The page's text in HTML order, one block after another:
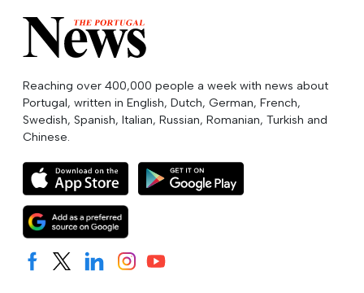
Reaching over 400,000 people a week with news about
Portugal, written in English, Dutch, German, French,
Swedish, Spanish, Italian, Russian, Romanian, Turkish and
Chinese.